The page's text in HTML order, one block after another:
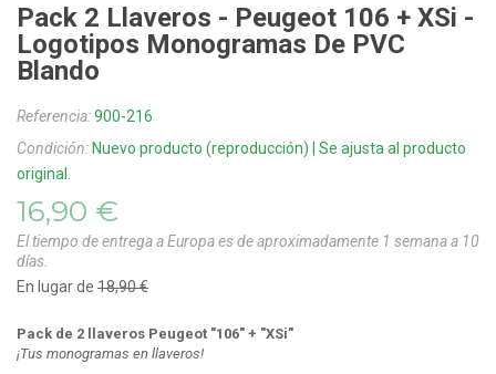
Pack 2 Llaveros - Peugeot 106 + XSi -
Logotipos Monogramas De PVC
Blando
Referencia:900-216
Condición: Nuevo producto (reproducción) | Se ajusta al producto
original.
16,90 €
El tiempo de entrega a Europa es de aproximadamente 1 semana a 10
días.
En lugar de 18,90 €
Pack de 2 llaveros Peugeot "106" + "XSi"
¡Tus monogramas en llaveros!